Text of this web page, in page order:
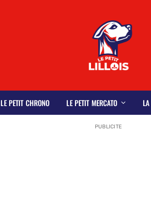
LE PETIT CHRONO LE PETIT MERCATO
PUBLICITE